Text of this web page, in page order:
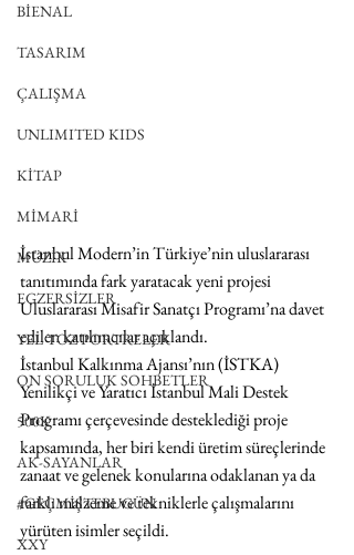
BİENAL
TASARIM
ÇALIŞMA
UNLIMITED KIDS
KİTAP
MİMARİ
MÜZİK
EGZERSİZLER
YEL TOZ PORTRELER
ON SORULUK SOHBETLER
500K
AK-SAYANLAR
#GEÇMİŞTEBUGÜN
XXY
İstanbul Modern’in Türkiye’nin uluslararası
tanıtımında fark yaratacak yeni projesi
Uluslararası Misafir Sanatçı Programı’na davet
edilen katılımcılar açıklandı.
İstanbul Kalkınma Ajansı’nın (İSTKA)
Yenilikçi ve Yaratıcı İstanbul Mali Destek
Programı çerçevesinde desteklediği proje
kapsamında, her biri kendi üretim süreçlerinde
zanaat ve gelenek konularına odaklanan ya da
farklı malzeme ve tekniklerle çalışmalarını
yürüten isimler seçildi.